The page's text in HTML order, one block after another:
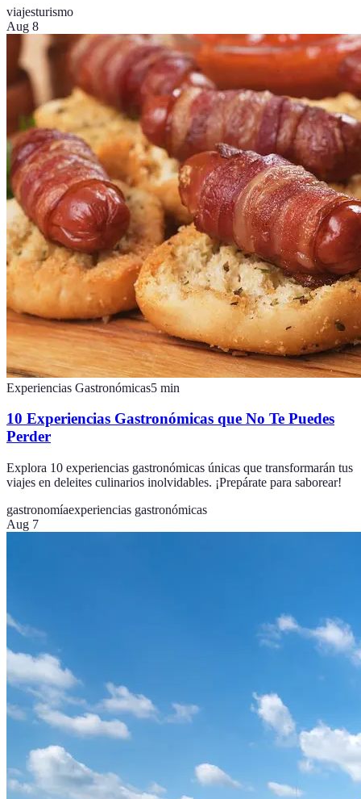
viajesturismo
Aug 8
Experiencias Gastronómicas5 min
10 Experiencias Gastronómicas que No Te Puedes
Perder
Explora 10 experiencias gastronómicas únicas que transformarán tus
viajes en deleites culinarios inolvidables. ¡Prepárate para saborear!
gastronomíaexperiencias gastronómicas
Aug 7